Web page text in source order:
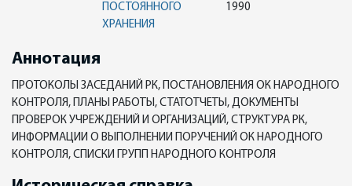
ПОСТОЯННОГО
ХРАНЕНИЯ
1990
Аннотация
ПРОТОКОЛЫ ЗАСЕДАНИЙ РК, ПОСТАНОВЛЕНИЯ ОК НАРОДНОГО
КОНТРОЛЯ, ПЛАНЫ РАБОТЫ, СТАТОТЧЕТЫ, ДОКУМЕНТЫ
ПРОВЕРОК УЧРЕЖДЕНИЙ И ОРГАНИЗАЦИЙ, СТРУКТУРА РК,
ИНФОРМАЦИИ О ВЫПОЛНЕНИИ ПОРУЧЕНИЙ ОК НАРОДНОГО
КОНТРОЛЯ, СПИСКИ ГРУПП НАРОДНОГО КОНТРОЛЯ